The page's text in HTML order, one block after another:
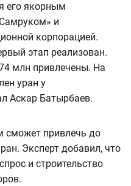
его якорным
и
корпорацией.
этап реализован.
млн привлечены. На
уран у
Аскар Батырбаев.
сможет привлечь до
Эксперт добавил, что
и строительство